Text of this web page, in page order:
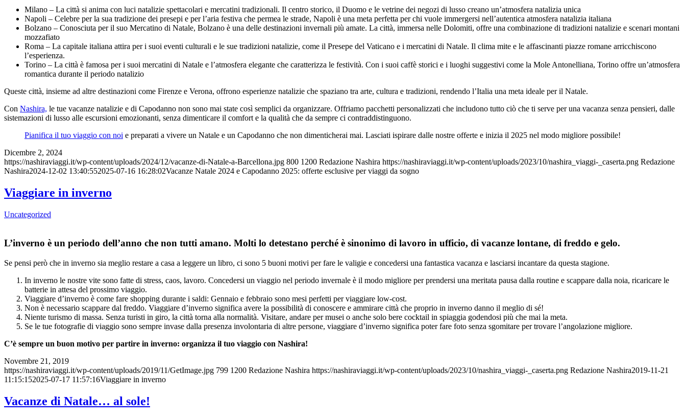
Milano – La città si anima con luci natalizie spettacolari e mercatini tradizionali. Il centro storico, il Duomo e le vetrine dei negozi di lusso creano un’atmosfera natalizia unica​
Napoli – Celebre per la sua tradizione dei presepi e per l’aria festiva che permea le strade, Napoli è una meta perfetta per chi vuole immergersi nell’autentica atmosfera natalizia italiana​
Bolzano – Conosciuta per il suo Mercatino di Natale, Bolzano è una delle destinazioni invernali più amate. La città, immersa nelle Dolomiti, offre una combinazione di tradizioni natalizie e scenari montani
mozzafiato​
Roma – La capitale italiana attira per i suoi eventi culturali e le sue tradizioni natalizie, come il Presepe del Vaticano e i mercatini di Natale. Il clima mite e le affascinanti piazze romane arricchiscono
l’esperienza​.
Torino – La città è famosa per i suoi mercatini di Natale e l’atmosfera elegante che caratterizza le festività. Con i suoi caffè storici e i luoghi suggestivi come la Mole Antonelliana, Torino offre un’atmosfera
romantica durante il periodo natalizio​
Queste città, insieme ad altre destinazioni come Firenze e Verona, offrono esperienze natalizie che spaziano tra arte, cultura e tradizioni, rendendo l’Italia una meta ideale per il Natale.
Con Nashira, le tue vacanze natalizie e di Capodanno non sono mai state così semplici da organizzare. Offriamo pacchetti personalizzati che includono tutto ciò che ti serve per una vacanza senza pensieri, dalle
sistemazioni di lusso alle escursioni emozionanti, senza dimenticare il comfort e la qualità che da sempre ci contraddistinguono.
Pianifica il tuo viaggio con noi e preparati a vivere un Natale e un Capodanno che non dimenticherai mai. Lasciati ispirare dalle nostre offerte e inizia il 2025 nel modo migliore possibile!
Dicembre 2, 2024
https://nashiraviaggi.it/wp-content/uploads/2024/12/vacanze-di-Natale-a-Barcellona.jpg 800 1200 Redazione Nashira https://nashiraviaggi.it/wp-content/uploads/2023/10/nashira_viaggi-_caserta.png Redazione
Nashira2024-12-02 13:40:552025-07-16 16:28:02Vacanze Natale 2024 e Capodanno 2025: offerte esclusive per viaggi da sogno
Viaggiare in inverno
Uncategorized
L’inverno è un periodo dell’anno che non tutti amano. Molti lo detestano perché è sinonimo di lavoro in ufficio, di vacanze lontane, di freddo e gelo.
Se pensi però che in inverno sia meglio restare a casa a leggere un libro, ci sono 5 buoni motivi per fare le valigie e concedersi una fantastica vacanza e lasciarsi incantare da questa stagione.
In inverno le nostre vite sono fatte di stress, caos, lavoro. Concedersi un viaggio nel periodo invernale è il modo migliore per prendersi una meritata pausa dalla routine e scappare dalla noia, ricaricare le
batterie in attesa del prossimo viaggio.
Viaggiare d’inverno è come fare shopping durante i saldi: Gennaio e febbraio sono mesi perfetti per viaggiare low-cost.
Non è necessario scappare dal freddo. Viaggiare d’inverno significa avere la possibilità di conoscere e ammirare città che proprio in inverno danno il meglio di sé!
Niente turismo di massa. Senza turisti in giro, la città torna alla normalità. Visitare, andare per musei o anche solo bere cocktail in spiaggia godendosi più che mai la meta.
Se le tue fotografie di viaggio sono sempre invase dalla presenza involontaria di altre persone, viaggiare d’inverno significa poter fare foto senza sgomitare per trovare l’angolazione migliore.
C’è sempre un buon motivo per partire in inverno: organizza il tuo viaggio con Nashira!
Novembre 21, 2019
https://nashiraviaggi.it/wp-content/uploads/2019/11/GetImage.jpg 799 1200 Redazione Nashira https://nashiraviaggi.it/wp-content/uploads/2023/10/nashira_viaggi-_caserta.png Redazione Nashira2019-11-21
11:15:152025-07-17 11:57:16Viaggiare in inverno
Vacanze di Natale… al sole!